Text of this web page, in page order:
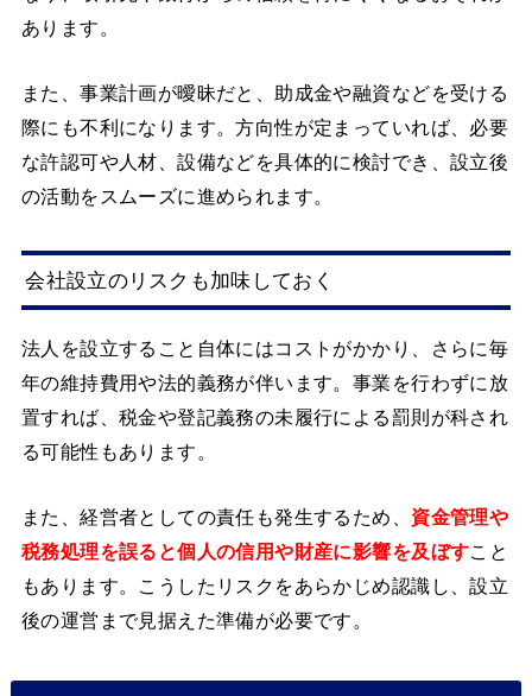
あります。
また、事業計画が曖昧だと、助成金や融資などを受ける
際にも不利になります。方向性が定まっていれば、必要
な許認可や人材、設備などを具体的に検討でき、設立後
の活動をスムーズに進められます。
会社設立のリスクも加味しておく
法人を設立すること自体にはコストがかかり、さらに毎
年の維持費用や法的義務が伴います。事業を行わずに放
置すれば、税金や登記義務の未履行による罰則が科され
る可能性もあります。
また、経営者としての責任も発生するため、 資金管理や
税務処理を誤ると個人の信用や財産に影響を及ぼすこと
もあります。こうしたリスクをあらかじめ認識し、設立
後の運営まで見据えた準備が必要です。